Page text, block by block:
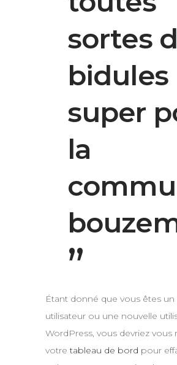
sortes
bidules
super
la
Étant donné que vous êtes un
utilisateur ou une nouvelle
WordPress, vous devriez vous
votretableau de bord pour